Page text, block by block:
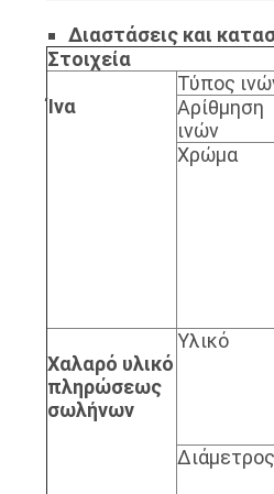
Διαστάσεις και
Στοιχεία
Ίνα
Τύπος
Αρίθμηση
ινών
Χρώμα
Χαλαρό υλικό
πληρώσεως
σωλήνων
Υλικό
Διάμετρος